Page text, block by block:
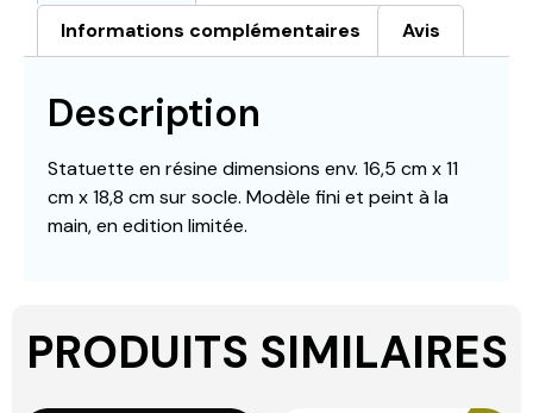
Informations complémentaires Avis
Description
Statuette en résine dimensions env. 16,5 cm x 11
cm x 18,8 cm sur socle. Modèle fini et peint à la
main, en edition limitée.
PRODUITS SIMILAIRES